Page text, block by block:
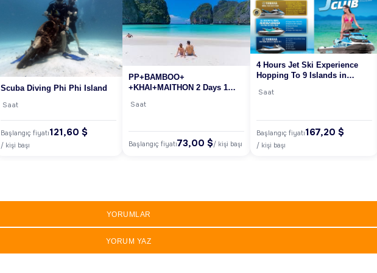
Scuba Diving Phi Phi Island
Saat
Başlangıç fiyatı121,60 $
/ kişi başı
PP+BAMBOO+
+KHAI+MAITHON 2 Days 1
Saat
Başlangıç fiyatı73,00 $/ kişi başı
4 Hours Jet Ski Experience
Hopping To 9 Islands in
Saat
Başlangıç fiyatı167,20 $
/ kişi başı
YORUMLAR
YORUM YAZ